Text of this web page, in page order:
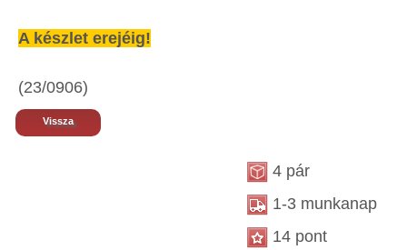
A készlet erejéig!
(23/0906)
Vissza
4 pár
1-3 munkanap
14 pont